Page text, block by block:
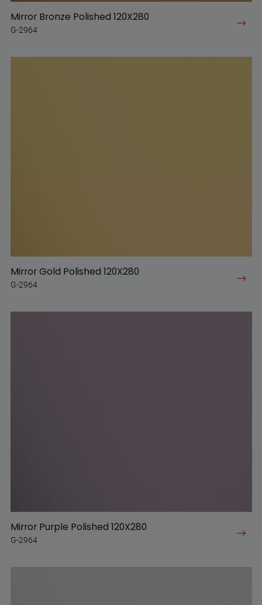
Mirror Bronze Polished 120X280
G-2964
Mirror Gold Polished 120X280
G-2964
Mirror Purple Polished 120X280
G-2964